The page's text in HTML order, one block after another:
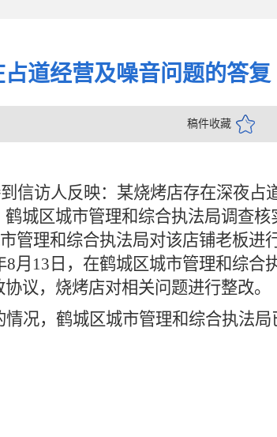
道经营及噪音问题的答复
稿件收藏
信访人反映：某烧烤店存在深夜占
城区城市管理和综合执法局调查核
管理和综合执法局对该店铺老板进
月13日，在鹤城区城市管理和综合
议，烧烤店对相关问题进行整改。
情况， 鹤城区城市管理和综合执法局